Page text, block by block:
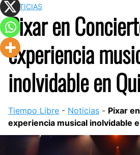
NOTICIAS
Pixar en
experiencia
inolvidable en
Tiempo Libre - Noticias - Pixar
experiencia musical inolvidable